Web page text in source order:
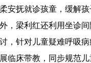
安抚就诊孩童，缓解
，梁利红还利用坐诊
，针对儿童疑难呼吸
临床带教，同步规范